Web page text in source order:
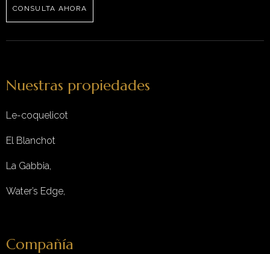
CONSULTA AHORA
Nuestras propiedades
Le-coquelicot
El Blanchot
La Gabbia,
Water’s Edge,
Compañía